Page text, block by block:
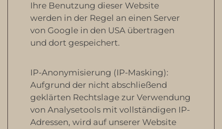
Ihre Benutzung dieser Website
werden in der Regel an einen Server
von Google in den USA übertragen
und dort gespeichert.
IP-Anonymisierung (IP-Masking):
Aufgrund der nicht abschließend
geklärten Rechtslage zur Verwendung
von Analysetools mit vollständigen IP-
Adressen, wird auf unserer Website